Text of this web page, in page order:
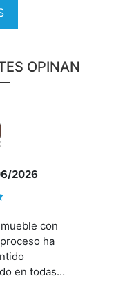
OPINAN
2026
con
ha
en todas
que han